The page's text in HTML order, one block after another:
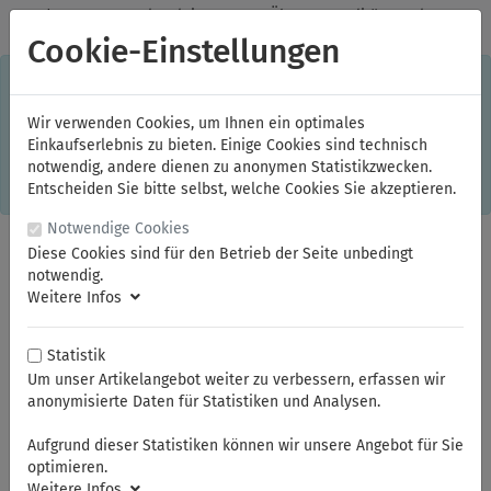
✓Jeden Monat starke Aktionen ✓Über 20 Qualitätsmarken ✓
Kostenlose Lieferung im Inland ab 150,00 Euro Bruttowarenwert
Einkaufserlebnis. Dabei werden beispielsweise die Session-
Informationen oder die Spracheinstellung auf Ihrem Rechner
gespeichert. Ohne Cookies ist der Funktionsumfang des
Online-Shops eingeschränkt. Sind Sie damit nicht
einverstanden, klicken Sie bitte hier.
Werkzeugsortimente und Werkzeugaufbewahrung
Werkzeugmodule
Cookie-Einstellungen
Wir verwenden Cookies, um Ihnen ein optimales
Einkaufserlebnis zu bieten. Einige Cookies sind technisch
notwendig, andere dienen zu anonymen Statistikzwecken.
Entscheiden Sie bitte selbst, welche Cookies Sie akzeptieren.
Notwendige Cookies
Diese Cookies sind für den Betrieb der Seite unbedingt
notwendig.
Weitere Infos
Statistik
Um unser Artikelangebot weiter zu verbessern, erfassen wir
anonymisierte Daten für Statistiken und Analysen.
Aufgrund dieser Statistiken können wir unsere Angebot für Sie
optimieren.